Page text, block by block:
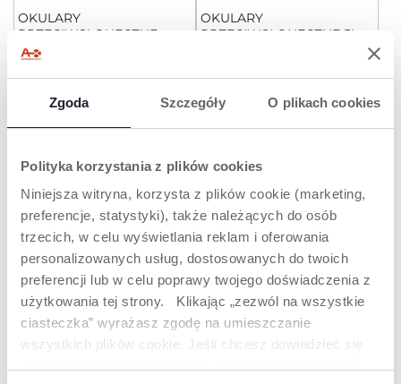
Zgoda Szczegóły O plikach cookies
Polityka korzystania z plików cookies
Niniejsza witryna, korzysta z plików cookie (marketing,
preferencje, statystyki), także należących do osób
trzecich, w celu wyświetlania reklam i oferowania
personalizowanych usług, dostosowanych do twoich
preferencji lub w celu poprawy twojego doświadczenia z
użytkowania tej strony. Klikając „zezwól na wszystkie
ciasteczka” wyrażasz zgodę na umieszczanie
wszystkich plików cookie. Jeśli chcesz dowiedzieć się
OKULARY
PRZECIWSŁONECZNE
24M+
OKULARY
PRZECIWSŁONECZNE 5L+
+ KOLORY
OKULARY PRZECIW
SŁONECZNE 0M+
OKULARY
PRZECIWSŁONECZNE 5L+